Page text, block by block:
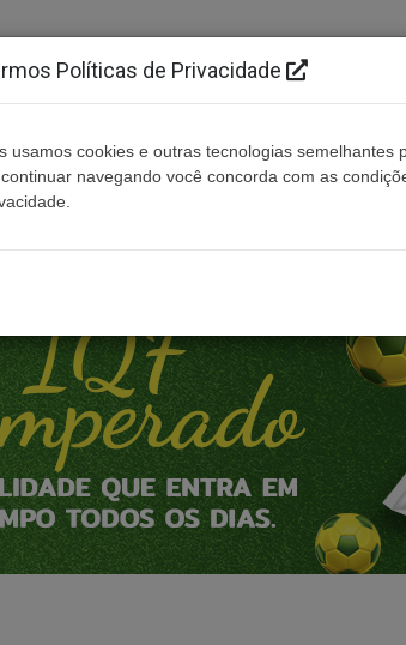
Cidades Ouça ao vivo
Políticas de Privacidade
usamos cookies e outras tecnologias semelhantes
navegando você concorda com as